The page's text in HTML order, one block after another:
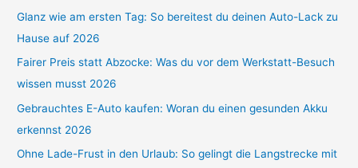
Glanz wie am ersten Tag: So bereitest du deinen Auto-Lack zu
Hause auf 2026
Fairer Preis statt Abzocke: Was du vor dem Werkstatt-Besuch
wissen musst 2026
Gebrauchtes E-Auto kaufen: Woran du einen gesunden Akku
erkennst 2026
Ohne Lade-Frust in den Urlaub: So gelingt die Langstrecke mit